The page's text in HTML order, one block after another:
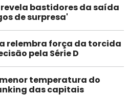
revela bastidores da saída
de surpresa'
relembra força da torcida
pela Série D
temperatura do
das capitais